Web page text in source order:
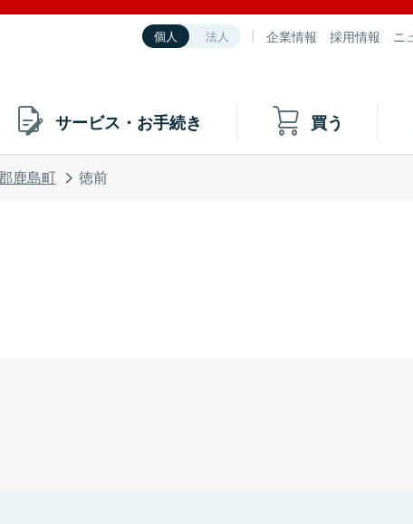
個人 法人 企業情報 採用情報 ニ
サービス・お手続き 買う
鹿島町 徳前